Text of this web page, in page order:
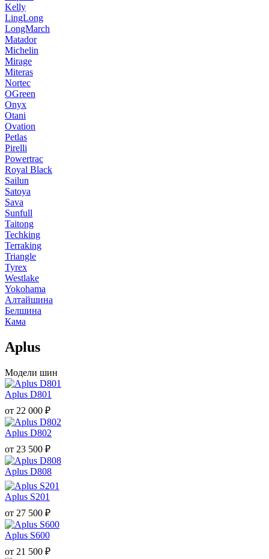
Kelly
LingLong
LongMarch
Matador
Michelin
Mirage
Miteras
Nortec
OGreen
Onyx
Otani
Ovation
Petlas
Pirelli
Powertrac
Royal Black
Sailun
Satoya
Sava
Sunfull
Taitong
Techking
Terraking
Triangle
Tyrex
Westlake
Yokohama
Алтайшина
Белшина
Кама
Aplus
Модели шин
Aplus D801
от 22 000 ₽
Aplus D802
от 23 500 ₽
Aplus D808
Aplus S201
от 27 500 ₽
Aplus S600
от 21 500 ₽